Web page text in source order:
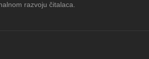
razvoju čitalaca.